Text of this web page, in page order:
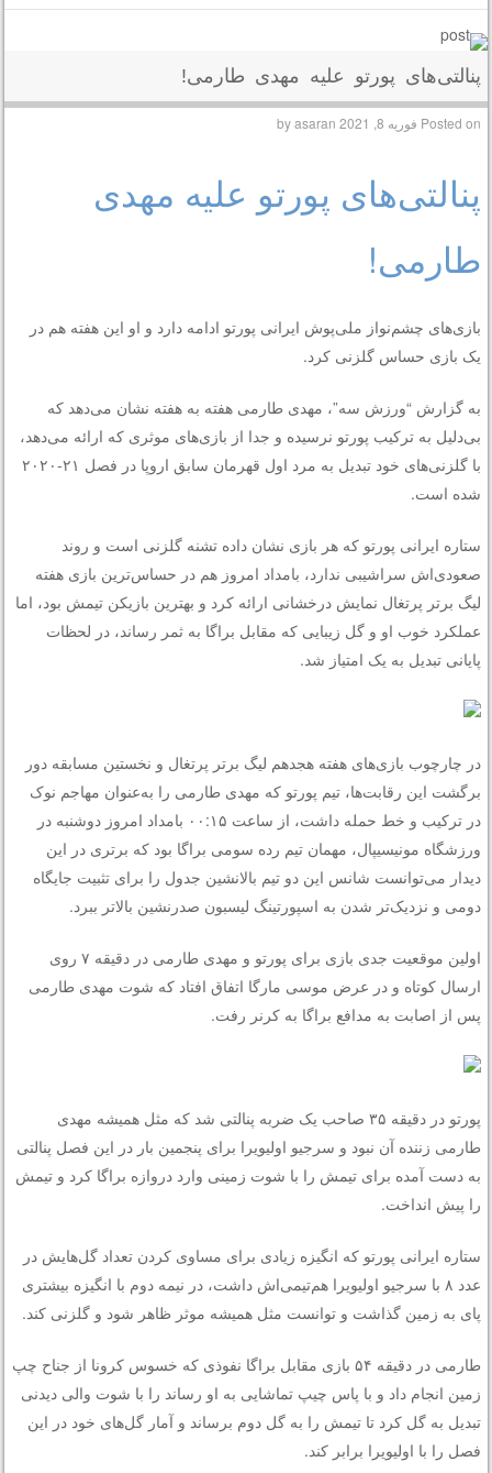
پنالتی‌های پورتو علیه مهدی طارمی!
Posted onفوریه 8, 2021 by
asaran
پنالتی‌های پورتو علیه مهدی
طارمی!
بازی‌های چشم‌نواز ملی‌پوش ایرانی پورتو ادامه دارد و او این هفته هم در
یک بازی حساس گلزنی کرد.
به گزارش “ورزش سه”، مهدی طارمی هفته به هفته نشان می‌دهد که
بی‌دلیل به ترکیب پورتو نرسیده و جدا از بازی‌های موثری که ارائه می‌دهد،
با گلزنی‌های خود تبدیل به مرد اول قهرمان سابق اروپا در فصل ۲۱-۲۰۲۰
شده است.
ستاره ایرانی پورتو که هر بازی نشان داده تشنه گلزنی است و روند
صعودی‌اش سراشیبی ندارد، بامداد امروز هم در حساس‌ترین بازی هفته
لیگ برتر پرتغال نمایش درخشانی ارائه کرد و بهترین بازیکن تیمش بود، اما
عملکرد خوب او و گل زیبایی که مقابل براگا به ثمر رساند، در لحظات
پایانی تبدیل به یک امتیاز شد.
در چارچوب بازی‌های هفته هجدهم لیگ برتر پرتغال و نخستین مسابقه دور
برگشت این رقابت‌ها، تیم پورتو که مهدی طارمی را به‌عنوان مهاجم نوک
در ترکیب و خط حمله داشت، از ساعت ۰۰:۱۵ بامداد امروز دوشنبه در
ورزشگاه مونیسیپال، مهمان تیم رده سومی براگا بود که برتری در این
دیدار می‌توانست شانس این دو تیم بالانشین جدول را برای تثبیت جایگاه
دومی و نزدیک‌تر شدن به اسپورتینگ لیسبون صدرنشین بالاتر ببرد.
اولین موقعیت جدی بازی برای پورتو و مهدی طارمی در دقیقه ۷ روی
ارسال کوتاه و در عرض موسی مارگا اتفاق افتاد که شوت مهدی طارمی
پس از اصابت به مدافع براگا به کرنر رفت.
پورتو در دقیقه ۳۵ صاحب یک ضربه پنالتی شد که مثل همیشه مهدی
طارمی زننده آن نبود و سرجیو اولیویرا برای پنجمین بار در این فصل پنالتی
به دست آمده برای تیمش را با شوت زمینی وارد دروازه براگا کرد و تیمش
را پیش انداخت.
ستاره ایرانی پورتو که انگیزه زیادی برای مساوی کردن تعداد گل‌هایش در
عدد ۸ با سرجیو اولیویرا هم‌تیمی‌اش داشت، در نیمه دوم با انگیزه بیشتری
پای به زمین گذاشت و توانست مثل همیشه موثر ظاهر شود و گلزنی کند.
طارمی در دقیقه ۵۴ بازی مقابل براگا نفوذی که خسوس کرونا از جناح چپ
زمین انجام داد و با پاس چیپ تماشایی به او رساند را با شوت والی دیدنی
تبدیل به گل کرد تا تیمش را به گل دوم برساند و آمار گل‌های خود در این
فصل را با اولیویرا برابر کند.